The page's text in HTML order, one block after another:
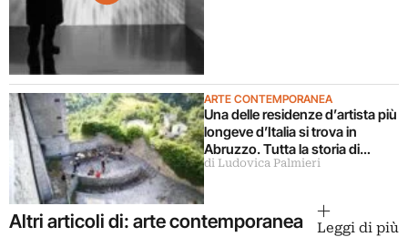
ARTE CONTEMPORANEA
Una delle residenze d’artista più
longeve d’Italia si trova in
Abruzzo. Tutta la storia di
Ramo
di Ludovica Palmieri
Altri articoli di: arte contemporanea Leggi di più